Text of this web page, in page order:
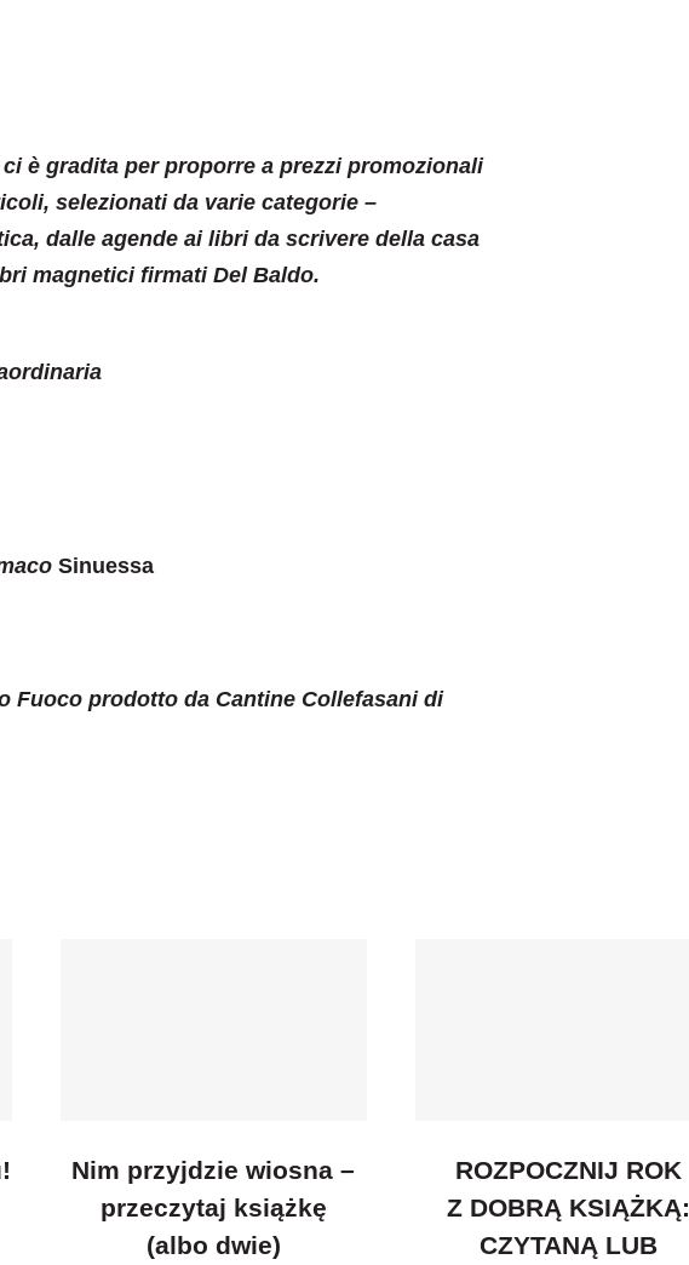
è gradita per proporre a prezzi promozionali
selezionati da varie categorie –
dalle agende ai libri da scrivere della casa
magnetici firmati Del Baldo.
Sinuessa
Fuoco prodotto da Cantine Collefasani di
Nim przyjdzie wiosna –
przeczytaj książkę
(albo dwie)
ROZPOCZNIJ ROK
Z DOBRĄ KSIĄŻKĄ:
CZYTANĄ LUB